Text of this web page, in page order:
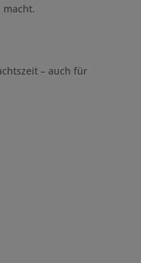
macht.
– auch für